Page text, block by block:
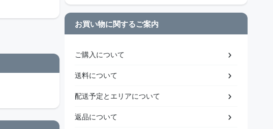
お買い物に関するご案内
ご購入について
送料について
配送予定とエリアについて
返品について